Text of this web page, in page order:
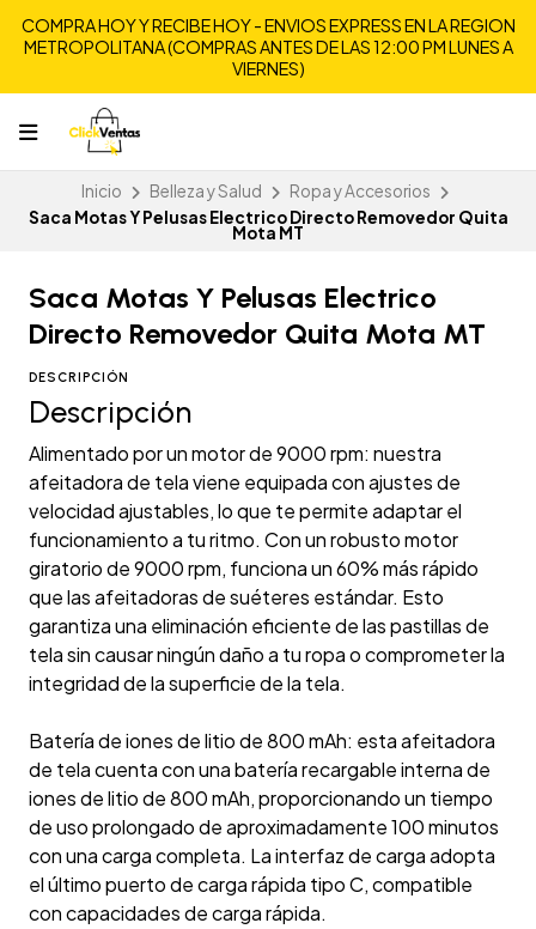
COMPRA HOY Y RECIBE HOY - ENVIOS EXPRESS EN LA REGION
METROPOLITANA (COMPRAS ANTES DE LAS 12:00 PM LUNES A
VIERNES)
Inicio Belleza y Salud
Ropa y Accesorios
Saca Motas Y Pelusas Electrico Directo Removedor Quita
Mota MT
Saca Motas Y Pelusas Electrico
Directo Removedor Quita Mota MT
DESCRIPCIÓN
Descripción
Alimentado por un motor de 9000 rpm: nuestra
afeitadora de tela viene equipada con ajustes de
velocidad ajustables, lo que te permite adaptar el
funcionamiento a tu ritmo. Con un robusto motor
giratorio de 9000 rpm, funciona un 60% más rápido
que las afeitadoras de suéteres estándar. Esto
garantiza una eliminación eficiente de las pastillas de
tela sin causar ningún daño a tu ropa o comprometer la
integridad de la superficie de la tela.
Batería de iones de litio de 800 mAh: esta afeitadora
de tela cuenta con una batería recargable interna de
iones de litio de 800 mAh, proporcionando un tiempo
de uso prolongado de aproximadamente 100 minutos
con una carga completa. La interfaz de carga adopta
el último puerto de carga rápida tipo C, compatible
con capacidades de carga rápida.